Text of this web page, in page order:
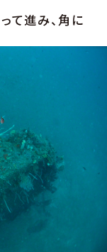
て進み、角に